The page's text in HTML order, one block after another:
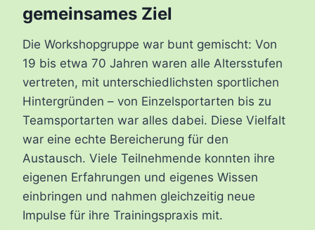
gemeinsames Ziel
Die Workshopgruppe war bunt gemischt: Von
19 bis etwa 70 Jahren waren alle Altersstufen
vertreten, mit unterschiedlichsten sportlichen
Hintergründen – von Einzelsportarten bis zu
Teamsportarten war alles dabei. Diese Vielfalt
war eine echte Bereicherung für den
Austausch. Viele Teilnehmende konnten ihre
eigenen Erfahrungen und eigenes Wissen
einbringen und nahmen gleichzeitig neue
Impulse für ihre Trainingspraxis mit.